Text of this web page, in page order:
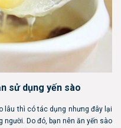
sử dụng yến sào
lâu thì có tác dụng nhưng đây lại
Do đó, bạn nên ăn yến sào